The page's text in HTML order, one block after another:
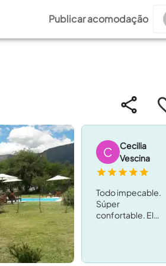
Publicar acomodação
C
Cecilia
Vescina
Todo impecable.
Súper
confortable. El